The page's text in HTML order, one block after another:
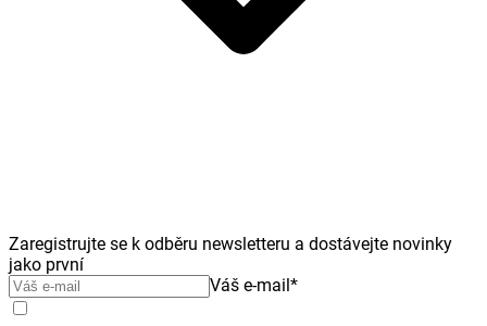
Zaregistrujte se k odběru newsletteru a dostávejte novinky
jako první
Váš e-mail*